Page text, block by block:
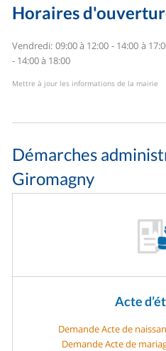
Horaires
Vendredi: 09:00 à 12:00 - 14:00 à
- 14:00 à 18:00
Mettre à jour les informations de la mairie
Démarches
Giromagny
Acte
Demande Acte de
Demande Acte de